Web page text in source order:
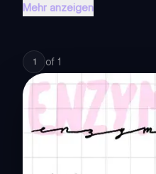
Mehr anzeigen
1 of 1